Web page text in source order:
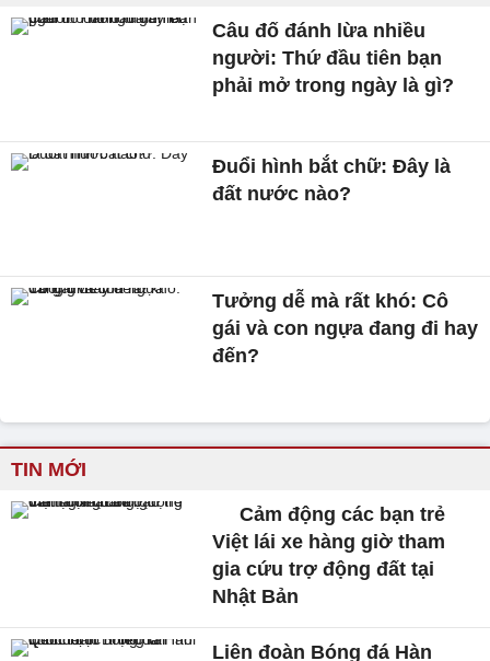
Câu đố đánh lừa nhiều
người: Thứ đầu tiên bạn
phải mở trong ngày là gì?
Đuổi hình bắt chữ: Đây là
đất nước nào?
Tưởng dễ mà rất khó: Cô
gái và con ngựa đang đi hay
đến?
TIN MỚI
Cảm động các bạn trẻ
Việt lái xe hàng giờ tham
gia cứu trợ động đất tại
Nhật Bản
Liên đoàn Bóng đá Hàn